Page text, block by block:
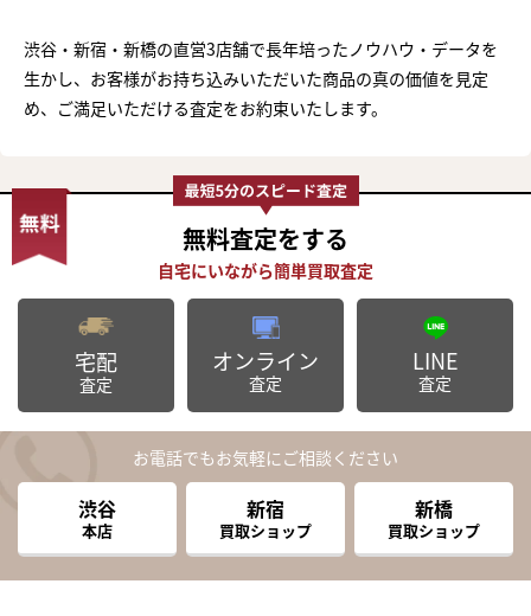
渋谷・新宿・新橋の直営3店舗で長年培ったノウハウ・データを
生かし、お客様がお持ち込みいただいた商品の真の価値を見定
め、ご満足いただける査定をお約束いたします。
無料査定をする
宅配
査定
オンライン
査定
LINE
査定
お電話でもお気軽にご相談ください
渋谷
本店
新宿
買取ショップ
新橋
買取ショップ